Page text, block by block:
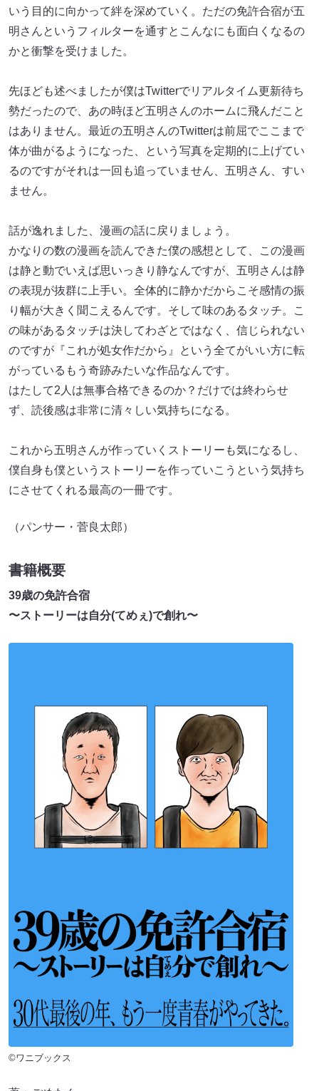
いう目的に向かって絆を深めていく。ただの免許合宿が五
明さんというフィルターを通すとこんなにも面白くなるの
かと衝撃を受けました。
先ほども述べましたが僕はTwitterでリアルタイム更新待ち
勢だったので、あの時ほど五明さんのホームに飛んだこと
はありません。最近の五明さんのTwitterは前屈でここまで
体が曲がるようになった、という写真を定期的に上げてい
るのですがそれは一回も追っていません、五明さん、すい
ません。
話が逸れました、漫画の話に戻りましょう。
かなりの数の漫画を読んできた僕の感想として、この漫画
は静と動でいえば思いっきり静なんですが、五明さんは静
の表現が抜群に上手い。全体的に静かだからこそ感情の振
り幅が大きく聞こえるんです。そして味のあるタッチ。こ
の味があるタッチは決してわざとではなく、信じられない
のですが『これが処女作だから』という全てがいい方に転
がっているもう奇跡みたいな作品なんです。
はたして2人は無事合格できるのか？だけでは終わらせ
ず、読後感は非常に清々しい気持ちになる。
これから五明さんが作っていくストーリーも気になるし、
僕自身も僕というストーリーを作っていこうという気持ち
にさせてくれる最高の一冊です。
（パンサー・菅良太郎）
書籍概要
39歳の免許合宿
〜ストーリーは⾃分(てめぇ)で創れ〜
©ワニブックス